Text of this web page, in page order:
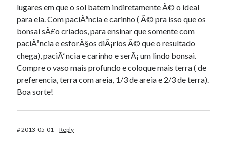
lugares em que o sol batem indiretamente Ã© o ideal
para ela. Com paciÃªncia e carinho ( Ã© pra isso que os
bonsai sÃ£o criados, para ensinar que somente com
paciÃªncia e esforÃ§os diÃ¡rios Ã© que o resultado
chega), paciÃªncia e carinho e serÃ¡ um lindo bonsai.
Compre o vaso mais profundo e coloque mais terra ( de
preferencia, terra com areia, 1/3 de areia e 2/3 de terra).
Boa sorte!
#2013-05-01 Reply